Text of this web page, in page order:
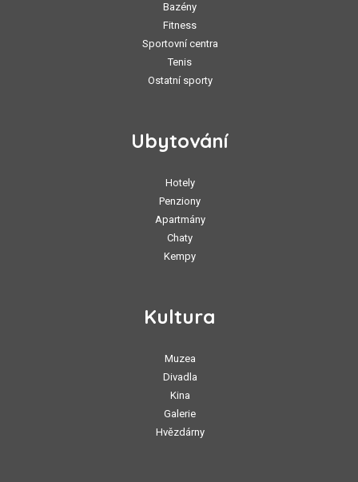
Bazény
Fitness
Sportovní centra
Tenis
Ostatní sporty
Ubytování
Hotely
Penziony
Apartmány
Chaty
Kempy
Kultura
Muzea
Divadla
Kina
Galerie
Hvězdárny